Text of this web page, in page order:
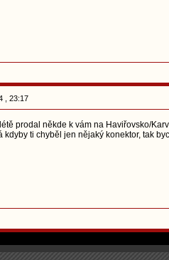
, 23:17
prodal někde k vám na Haviřovsko/
ti chyběl jen nějaký konektor, tak